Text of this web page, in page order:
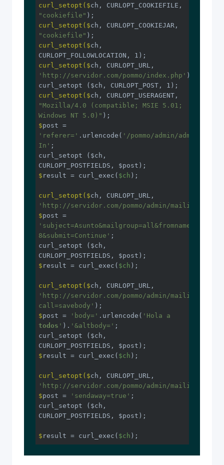
curl_setopt($
"cookiefile" );
curl_setopt($
"cookiefile" );
curl_setopt($ch,
CURLOPT_FOLLOWLOCATION, 1);
curl_setopt($
'http://servidor.com/pommo/index.php' );
curl_setopt($
"Mozilla/4.0 (compatible; MSIE 5.01;
Windows NT 5.0)" );
$
post =
'referer=' .urlencode( '/pommo/admin/admin.php'
In' ;
curl_setopt ($ch,
$ result = curl_exec( $ch );
curl_setopt($
'http://servidor.com/pommo/admin/mailings/
$
post =
8&submit=Continue' ;
curl_setopt ($ch,
$ result = curl_exec( $ch );
curl_setopt($
'http://servidor.com/pommo/admin/mailings/
call=savebody' );
$post = 'body=' .urlencode(
todos ' ). '&altbody=' ;
curl_setopt ($ch,
$ result = curl_exec( $ch );
curl_setopt($
'http://servidor.com/pommo/admin/mailings/
$post = 'sendaway=true' ;
curl_setopt ($ch,
$ result = curl_exec( $ch );